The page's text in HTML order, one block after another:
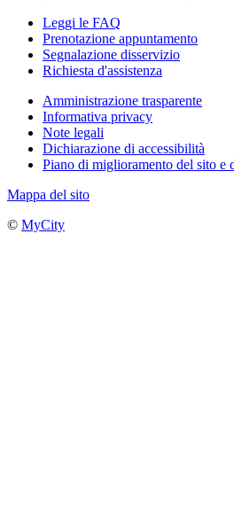
Leggi le FAQ
Prenotazione appuntamento
Segnalazione disservizio
Richiesta d'assistenza
Amministrazione trasparente
Informativa privacy
Note legali
Dichiarazione di accessibilità
Piano di miglioramento del sito e
Mappa del sito
© MyCity